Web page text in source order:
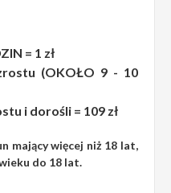
= 1 zł
(OKOŁO 9 - 10
i dorośli = 109 zł
mający więcej niż 18 lat,
do 18 lat.